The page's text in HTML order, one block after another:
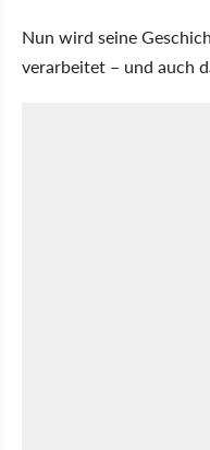
Nun wird seine
verarbeitet – und auch